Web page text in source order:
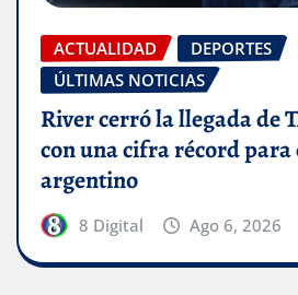
ACTUALIDAD
DEPORTES
ÚLTIMAS NOTICIAS
River cerró la llegada de
con una cifra récord
argentino
8 Digital Ago 6, 2026